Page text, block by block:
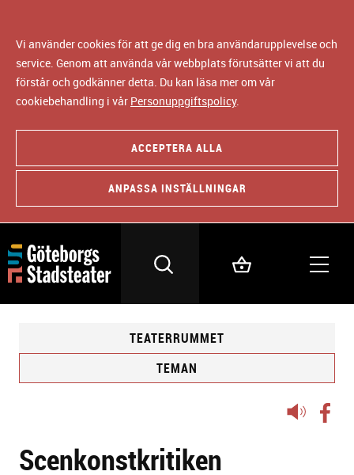
Vi använder cookies för att ge dig en bra användarupplevelse och
service. Genom att använda vår webbplats förutsätter vi att du
förstår och godkänner detta. Du kan läsa mer om vår
cookiebehandling i vår Personuppgiftspolicy.
ACCEPTERA ALLA
ANPASSA INSTÄLLNINGAR
TEATERRUMMET
TEMAN
Lyssna
Scenkonstkritiken